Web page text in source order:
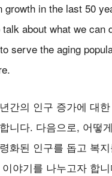
growth in the last 50
about what we can
serve the aging
간의 인구 증가에 대
니다. 다음으로, 어떻
화된 인구를 돕고 복
야기를 나누고자 합